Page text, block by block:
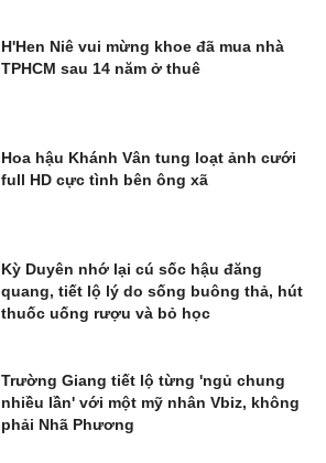
H'Hen Niê vui mừng khoe đã mua nhà
TPHCM sau 14 năm ở thuê
Hoa hậu Khánh Vân tung loạt ảnh cưới
full HD cực tình bên ông xã
Kỳ Duyên nhớ lại cú sốc hậu đăng
quang, tiết lộ lý do sống buông thả, hút
thuốc uống rượu và bỏ học
Trường Giang tiết lộ từng 'ngủ chung
nhiều lần' với một mỹ nhân Vbiz, không
phải Nhã Phương